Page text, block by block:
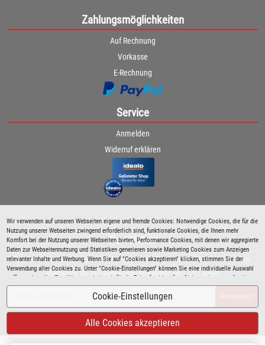
Wir verwenden auf unseren Webseiten eigene und fremde Cookies: Notwendige Cookies, die für die
Nutzung unserer Webseiten zwingend erforderlich sind, funktionale Cookies, die Ihnen mehr
Komfort bei der Nutzung unserer Webseiten bieten, Performance Cookies, mit denen wir aggregierte
Daten zur Webseitennutzung und Statistiken generieren sowie Marketing Cookies zum Anzeigen
relevanter Inhalte und Werbung. Wenn Sie auf "Cookies akzeptieren" klicken, stimmen Sie der
Verwendung aller Cookies zu. Unter "Cookie-Einstellungen" können Sie eine individuelle Auswahl
treffen und erteilte Einwilligungen jederzeit für die Zukunft widerrufen. Siehe auch unsere Cookie
Richtlinie.
Cookie-Einstellungen
Alle Cookies akzeptieren
Zahlungsmöglichkeiten
Auf Rechnung
Vorkasse
E-Rechnung
Service
Anmelden
Widerruf erklären
Newsletter
Bleiben Sie immer über spezielle Aktionen sowie Produktneuheiten informiert und
abonnieren Sie den kostenlosen Newsletter von Lutz Langer!